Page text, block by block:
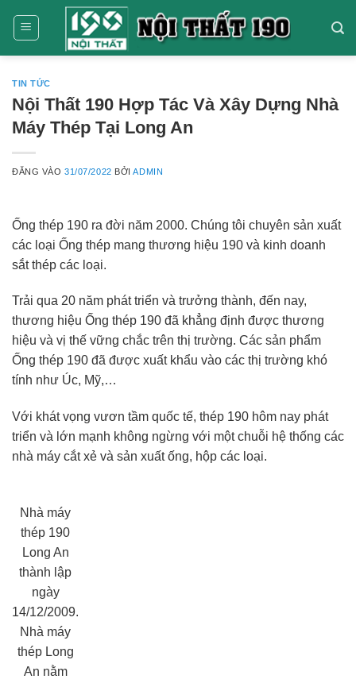
TIN TỨC
Nội Thất 190 Hợp Tác Và Xây Dựng Nhà
Máy Thép Tại Long An
ĐĂNG VÀO31/07/2022 BỞIADMIN
Ống thép 190 ra đời năm 2000. Chúng tôi chuyên sản xuất
các loại Ống thép mang thương hiệu 190 và kinh doanh
sắt thép các loại.
Trải qua 20 năm phát triển và trưởng thành, đến nay,
thương hiệu Ống thép 190 đã khẳng định được thương
hiệu và vị thế vững chắc trên thị trường. Các sản phẩm
Ống thép 190 đã được xuất khẩu vào các thị trường khó
tính như Úc, Mỹ,…
Với khát vọng vươn tầm quốc tế, thép 190 hôm nay phát
triển và lớn mạnh không ngừng với một chuỗi hệ thống các
nhà máy cắt xẻ và sản xuất ống, hộp các loại.
Nhà máy
thép 190
Long An
thành lập
ngày
14/12/2009.
Nhà máy
thép Long
An nằm